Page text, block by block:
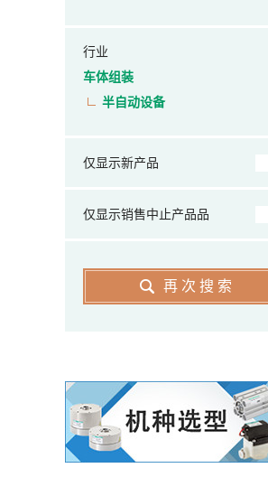
行业
车体组装
半自动设备
仅显示新产品
仅显示销售中止产品品
再次搜索